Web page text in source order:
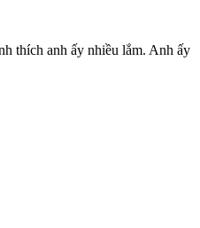
thích anh ấy nhiều lắm. Anh ấy